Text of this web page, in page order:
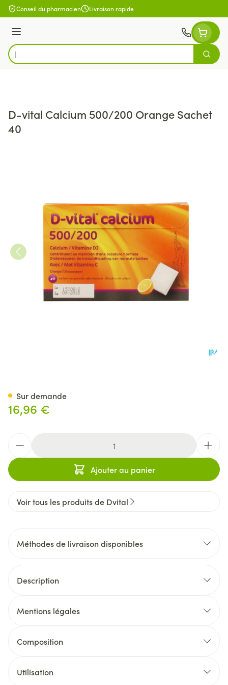
Aller au contenu
Conseil du pharmacien Livraison rapide
Menu
Rechercher
D-vital Calcium 500/200 Orange Sachet
40
16,96 €
Ajouter au panier
Sur demande
Voir tous les produits de Dvital
Méthodes de livraison disponibles
Description
Mentions légales
Composition
Utilisation